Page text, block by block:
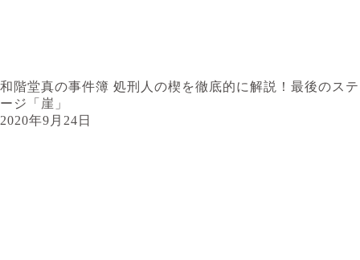
和階堂真の事件簿 処刑人の楔を徹底的に解説！最後のステ
ージ「崖」
2020年9月24日